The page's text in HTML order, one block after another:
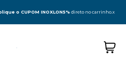
o CUPOM INOXLON5% direto no carrinho.x